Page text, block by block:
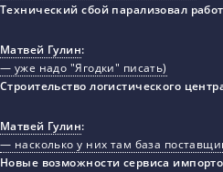
Технический сбой парализовал
Матвей Гулин:
— уже надо "Ягодки" писать)
Строительство логистического
Матвей Гулин:
— насколько у них там база
Новые возможности сервиса